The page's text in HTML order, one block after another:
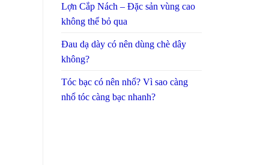
Lợn Cắp Nách – Đặc sản vùng cao
không thể bỏ qua
Đau dạ dày có nên dùng chè dây
không?
Tóc bạc có nên nhổ? Vì sao càng
nhổ tóc càng bạc nhanh?